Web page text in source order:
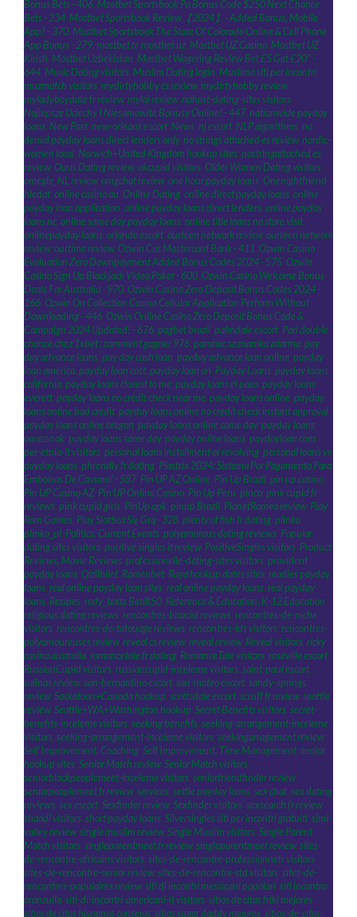
Bonus Bets - 406, Mostbet Sportsbook Pa Bonus Code $250 Next Chance
Bets - 234, Mostbet Sportsbook Review【2024】- Added Bonus, Mobile
App? - 370, Mostbet Sportsbook The State Of Colorado Online & Cell Phone
App Bonus - 279, mostbet tr, mostbet uz, Mostbet UZ Casino, Mostbet UZ
Kirish, Mostbet Uzbekistan, Mostbet Wagering Review Bet £5 Get £20" -
644, Music Dating visitors, Muslim Dating login, Muslima siti per incontri,
muzmatch visitors, mydirtyhobby cs review, mydirtyhobby review,
myladyboydate fr review, mylol review, nahost-dating-sites visitors,
Najlepsze Uciechy I Niesamowite Bonusy Online! - 447, nationwide payday
loans, New Post, new-orleans escort, News, nj escort, NLP algorithms, no
denial payday loans direct lenders only, no strings attached es review, nordic-
women local, Norwich+United Kingdom hookup sites, nostringattached es
review, Oasis Dating review, okcupid visitors, Older Women Dating visitors,
omegle_NL review, omgchat review, one hour payday loans, Onenightfriend
hledat, online casino au, Online Dating, online direct payday loans, online
payday loan application, online payday loans direct lenders, online payday
loans nc, online same day payday loans, online title loans no store visit,
onlinepayday loans, orlando escort, ourteen network review, ourteen network
review, ourtime review, Ozwin Cas Mastercard Bank - 411, Ozwin Casino
Evaluation Zero Downpayment Added Bonus Codes 2024 - 575, Ozwin
Casino Sign Up Blackjack Video Poker - 600, Ozwin Casino Welcome Bonus
Deals For Australia - 970, Ozwin Casino Zero Deposit Bonus Codes 2024 -
166, Ozwin On Collection Casino Cellular Application Perform Without
Downloading - 446, Ozwin Online Casino Zero Deposit Bonus Code &
Campaign 2024 Updated! - 676, pagbet brazil, palmdale escort, Pari double
chance chez 1xbet : comment gagner 976, parohac seznamka zdarma, pay
day advance loans, pay day cash loan, payday advance loan online, payday
loan america, payday loan cost, payday loan on, Payday Loans, payday loans
california, payday loans closest to me, payday loans el paso, payday loans
everett, payday loans no credit check near me, payday loans online, payday
loans online bad credit, payday loans online no credit check instant approval,
payday loans online oregon, payday loans online same day, payday loans
owasso ok, payday loans same day, payday online loans, paydayloan com,
per-etnia-it visitors, personal loans installment or revolving, personal loans vs
payday loans, phrendly fr dating, Piastrix 2024: Sistema Por Pagamento Para
Embolsos De Cassino! - 587, Pin UP AZ Online, Pin Up Brazil, pin up casino,
Pin UP Casino AZ, Pin UP Online Casino, Pin Up Peru, pinco, pink cupid fr
reviews, pink cupid giris, PinUp apk, pinup Brazil, PlanetRomeo review, Play
Rom Games, Play Slottica Się Grą - 328, plenty of fish fr dating, plinko,
plinko_pl, Politics, Current Events, polyamorous dating reviews, Popular
dating sites visitors, positive singles it review, PositiveSingles visitors, Product
Reviews, Movie Reviews, professionelle-dating-sites visitors, provident
payday loans, Qizilbilet, Ramenbet, Raya hookup dates sites, readies payday
loans, real online payday loan sites, real online payday loans, real payday
loans, Recipes, redy_texts Betilt50, Reference & Education, K-12 Education,
religious dating reviews, rencontres-biracial reviews, rencontres-de-niche
visitors, rencontres-de-tatouage reviews, rencontres-lds visitors, rencontres-
polyamoureuses review, reveal cs review, reveal review, Reveal visitors, ricky
casino australia, romancetale fr dating, RomanceTale visitors, roseville escort,
RussianCupid visitors, russiancupid-inceleme visitors, saint-paul escort,
salinas review, san-bernardino escort, san-mateo escort, sandy-springs
review, Saskatoon+Canada hookup, scottsdale escort, scruff fr review, seattle
review, Seattle+WA+Washington hookup, Secret Benefits visitors, secret-
benefits-inceleme visitors, seeking benefits, seeking-arrangement-inceleme
visitors, seeking-arrangement-inceleme visitors, seekingarragement review,
Self Improvement, Coaching, Self Improvement, Time Management, senior
hookup sites, Senior Match review, Senior Match visitors,
seniorblackpeoplemeet-inceleme visitors, seniorfriendfinder review,
seniorpeoplemeet fr review, services, settle payday loans, sex chat, sex dating
reviews, sex escort, Sexfinder review, Sexfinder visitors, sexsearch fr review,
shaadi visitors, short payday loans, Silversingles siti per incontri gratuiti, simi-
valley review, single muslim review, Single Muslim visitors, Single Parent
Match visitors, singleparentmeet fr review, singleparentmeet review, sites-
de-rencontre-africains visitors, sites-de-rencontre-professionnels visitors,
sites-de-rencontre-senior review, sites-de-rencontre-std visitors, sites-de-
rencontres-populaires review, siti di incontri messicani popolari, siti incontro
aranzulla, siti-di-incontri-americani-it visitors, sitios de citas friki mejores,
sitios de citas hispanos consejos, sitios sugar daddy mejores, sitios-de-citas-